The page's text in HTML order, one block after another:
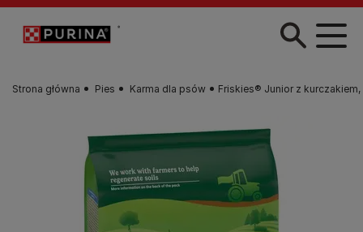
Przejdź do treści
Strona główna Pies Karma dla psów Friskies® Junior z